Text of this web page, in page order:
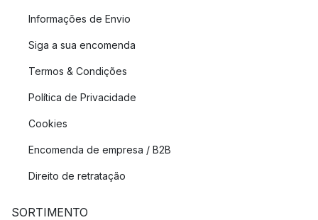
Informações de Envio
Siga a sua encomenda
Termos & Condições
Política de Privacidade
Cookies
Encomenda de empresa / B2B
Direito de retratação
SORTIMENTO